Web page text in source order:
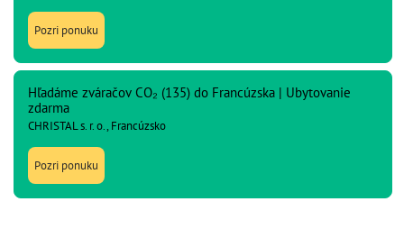
Pozri ponuku
Hľadáme zváračov CO₂ (135) do Francúzska | Ubytovanie
zdarma
CHRISTAL s. r. o., Francúzsko
Pozri ponuku